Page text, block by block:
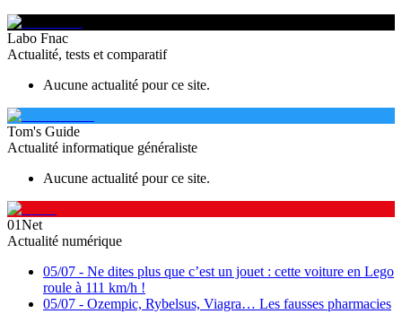
Labo Fnac
Actualité, tests et comparatif
Aucune actualité pour ce site.
Tom's Guide
Actualité informatique généraliste
Aucune actualité pour ce site.
01Net
Actualité numérique
05/07 - Ne dites plus que c’est un jouet : cette voiture en Lego
roule à 111 km/h !
05/07 - Ozempic, Rybelsus, Viagra… Les fausses pharmacies